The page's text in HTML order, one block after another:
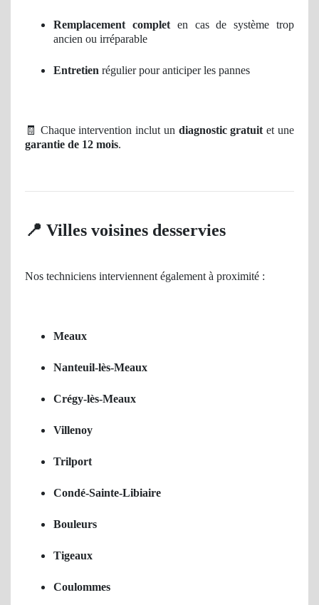
Remplacement completen cas de système trop
ancien ou irréparable
Entretien régulier pour anticiper les pannes
🧾 Chaque intervention inclut un diagnostic gratuit et une
garantie de 12 mois.
📍 Villes voisines desservies
Nos techniciens interviennent également à proximité :
Meaux
Nanteuil-lès-Meaux
Crégy-lès-Meaux
Villenoy
Trilport
Condé-Sainte-Libiaire
Bouleurs
Tigeaux
Coulommes